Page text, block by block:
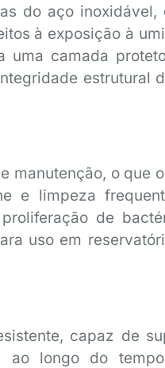
do aço inoxidável,
à exposição à
uma camada
estrutural
manutenção, o que
e limpeza
de
uso em
capaz de
ao longo do